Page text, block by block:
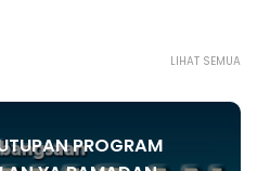
LIHAT SEMUA
PROGRAM